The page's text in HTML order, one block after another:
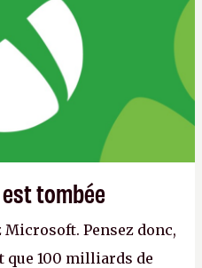
tombée
Pensez donc,
que 100 milliards de